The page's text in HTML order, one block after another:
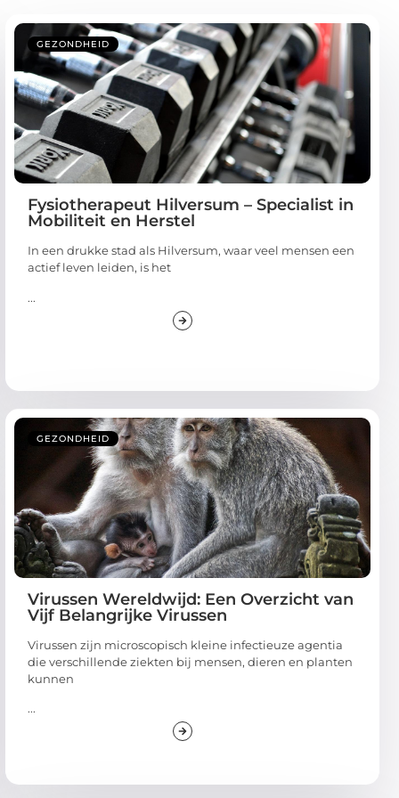
GEZONDHEID
Fysiotherapeut Hilversum – Specialist in
Mobiliteit en Herstel
In een drukke stad als Hilversum, waar veel mensen een
actief leven leiden, is het
...
GEZONDHEID
Virussen Wereldwijd: Een Overzicht van
Vijf Belangrijke Virussen
Virussen zijn microscopisch kleine infectieuze agentia
die verschillende ziekten bij mensen, dieren en planten
kunnen
...